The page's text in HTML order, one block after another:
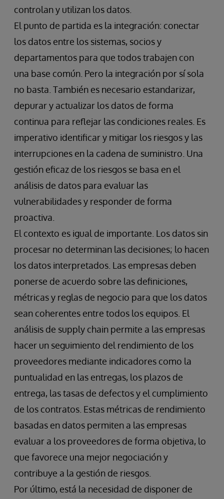
controlan y utilizan los datos.
El punto de partida es la integración: conectar
los datos entre los sistemas, socios y
departamentos para que todos trabajen con
una base común. Pero la integración por sí sola
no basta. También es necesario estandarizar,
depurar y actualizar los datos de forma
continua para reflejar las condiciones reales. Es
imperativo identificar y mitigar los riesgos y las
interrupciones en la cadena de suministro. Una
gestión eficaz de los riesgos se basa en el
análisis de datos para evaluar las
vulnerabilidades y responder de forma
proactiva.
El contexto es igual de importante. Los datos sin
procesar no determinan las decisiones; lo hacen
los datos interpretados. Las empresas deben
ponerse de acuerdo sobre las definiciones,
métricas y reglas de negocio para que los datos
sean coherentes entre todos los equipos. El
análisis de supply chain permite a las empresas
hacer un seguimiento del rendimiento de los
proveedores mediante indicadores como la
puntualidad en las entregas, los plazos de
entrega, las tasas de defectos y el cumplimiento
de los contratos. Estas métricas de rendimiento
basadas en datos permiten a las empresas
evaluar a los proveedores de forma objetiva, lo
que favorece una mejor negociación y
contribuye a la gestión de riesgos.
Por último, está la necesidad de disponer de